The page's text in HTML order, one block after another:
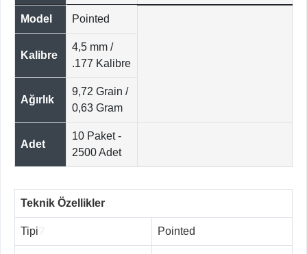
Model Pointed
Kalibre
4,5 mm /
.177 Kalibre
Ağırlık
9,72 Grain /
0,63 Gram
Adet
10 Paket -
2500 Adet
Teknik Özellikler
Tipi Pointed